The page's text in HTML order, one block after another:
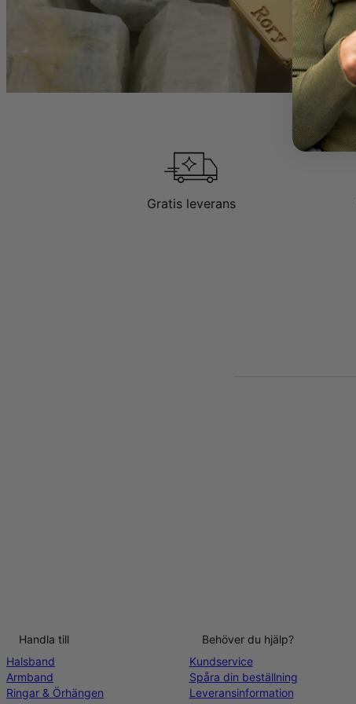
Gratis leverans
Handla till
Halsband
Armband
Ringar & Örhängen
Behöver du hjälp?
Kundservice
Spåra din beställning
Leveransinformation